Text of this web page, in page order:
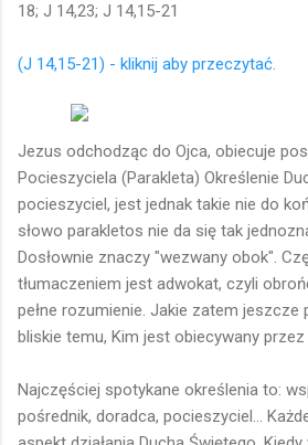
18; J 14,23; J 14,15-21
(J 14,15-21) - kliknij aby przeczytać.
Jezus odchodząc do Ojca, obiecuje
Pocieszyciela (Parakleta) Określenie
pocieszyciel, jest jednak takie nie do
słowo parakletos nie da się tak
Dosłownie znaczy "wezwany obok".
tłumaczeniem jest adwokat, czyli
pełne rozumienie. Jakie zatem jeszcze
bliskie temu, Kim jest obiecywany
Najczęściej spotykane określenia to:
pośrednik, doradca, pocieszyciel…